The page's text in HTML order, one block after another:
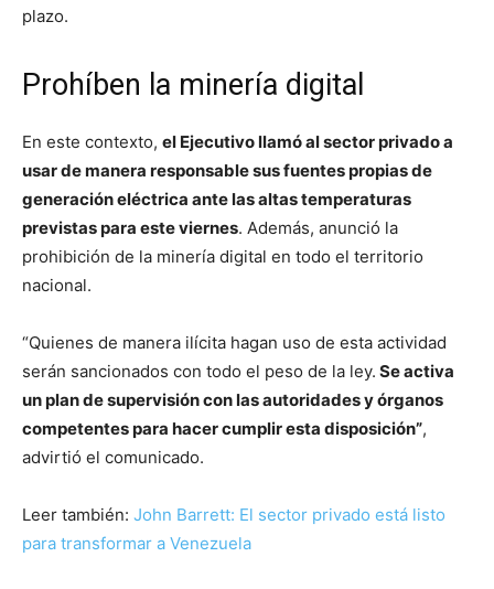
plazo.
Prohíben la minería digital
En este contexto, el Ejecutivo llamó al sector privado a
usar de manera responsable sus fuentes propias de
generación eléctrica ante las altas temperaturas
previstas para este viernes. Además, anunció la
prohibición de la minería digital en todo el territorio
nacional.
“Quienes de manera ilícita hagan uso de esta actividad
serán sancionados con todo el peso de la ley. Se activa
un plan de supervisión con las autoridades y órganos
competentes para hacer cumplir esta disposición”,
advirtió el comunicado.
Leer también: John Barrett: El sector privado está listo
para transformar a Venezuela